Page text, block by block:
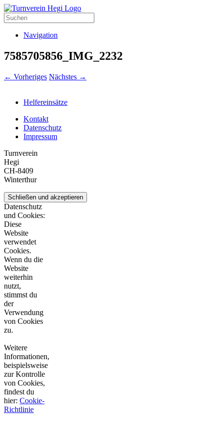
Navigation
7585705856_IMG_2232
← Vorheriges Nächstes →
Helfereinsätze
Kontakt
Datenschutz
Impressum
Turnverein
Hegi
CH-8409
Winterthur
Datenschutz
und Cookies:
Diese
Website
verwendet
Cookies.
Wenn du die
Website
weiterhin
nutzt,
stimmst du
der
Verwendung
von Cookies
zu.
Weitere
Informationen,
beispielsweise
zur Kontrolle
von Cookies,
findest du
hier: Cookie-
Richtlinie